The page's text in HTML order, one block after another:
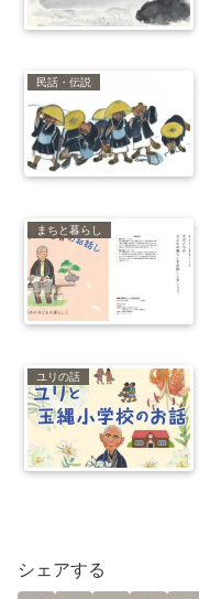
民話・伝説
まちと暮らし
ユリの話
シェアする